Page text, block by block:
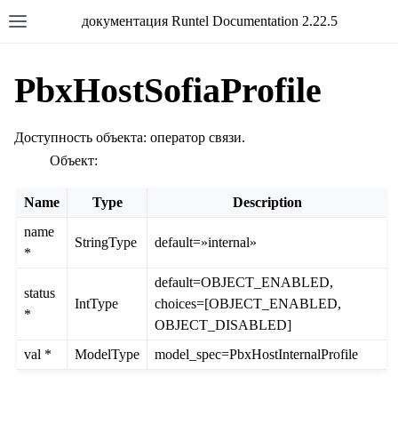
документация Runtel Documentation 2.22.5
PbxHostSofiaProfile
Доступность объекта: оператор связи.
Объект:
Name Type
Description
name
*
StringType default=»internal»
status
*
IntType
default=OBJECT_ENABLED,
choices=[OBJECT_ENABLED,
OBJECT_DISABLED]
val *
ModelType model_spec=PbxHostInternalProfile